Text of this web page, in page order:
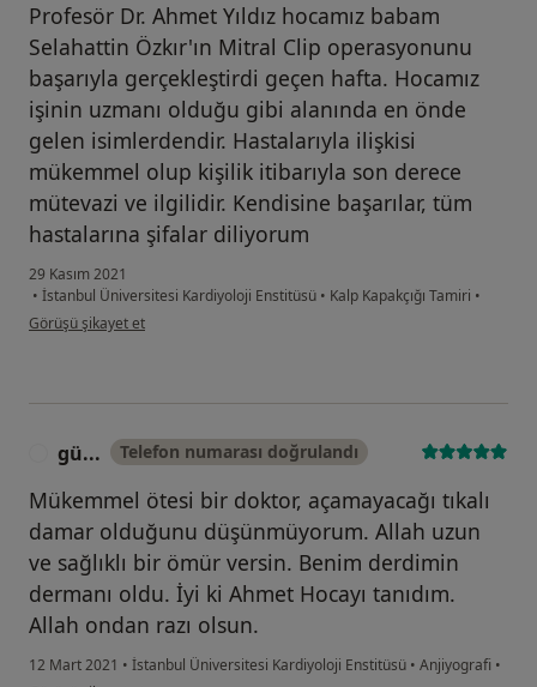
Profesör Dr. Ahmet Yıldız hocamız babam
Selahattin Özkır'ın Mitral Clip operasyonunu
başarıyla gerçekleştirdi geçen hafta. Hocamız
işinin uzmanı olduğu gibi alanında en önde
gelen isimlerdendir. Hastalarıyla ilişkisi
mükemmel olup kişilik itibarıyla son derece
mütevazi ve ilgilidir. Kendisine başarılar, tüm
hastalarına şifalar diliyorum
29 Kasım 2021
• İstanbul Üniversitesi Kardiyoloji Enstitüsü • Kalp Kapakçığı Tamiri •
kullanıcının görüşüne göre er...r
Görüşü şikayet et
gü... Telefon numarası doğrulandı
Mükemmel ötesi bir doktor, açamayacağı tıkalı
damar olduğunu düşünmüyorum. Allah uzun
ve sağlıklı bir ömür versin. Benim derdimin
dermanı oldu. İyi ki Ahmet Hocayı tanıdım.
Allah ondan razı olsun.
12 Mart 2021 • İstanbul Üniversitesi Kardiyoloji Enstitüsü • Anjiyografi •